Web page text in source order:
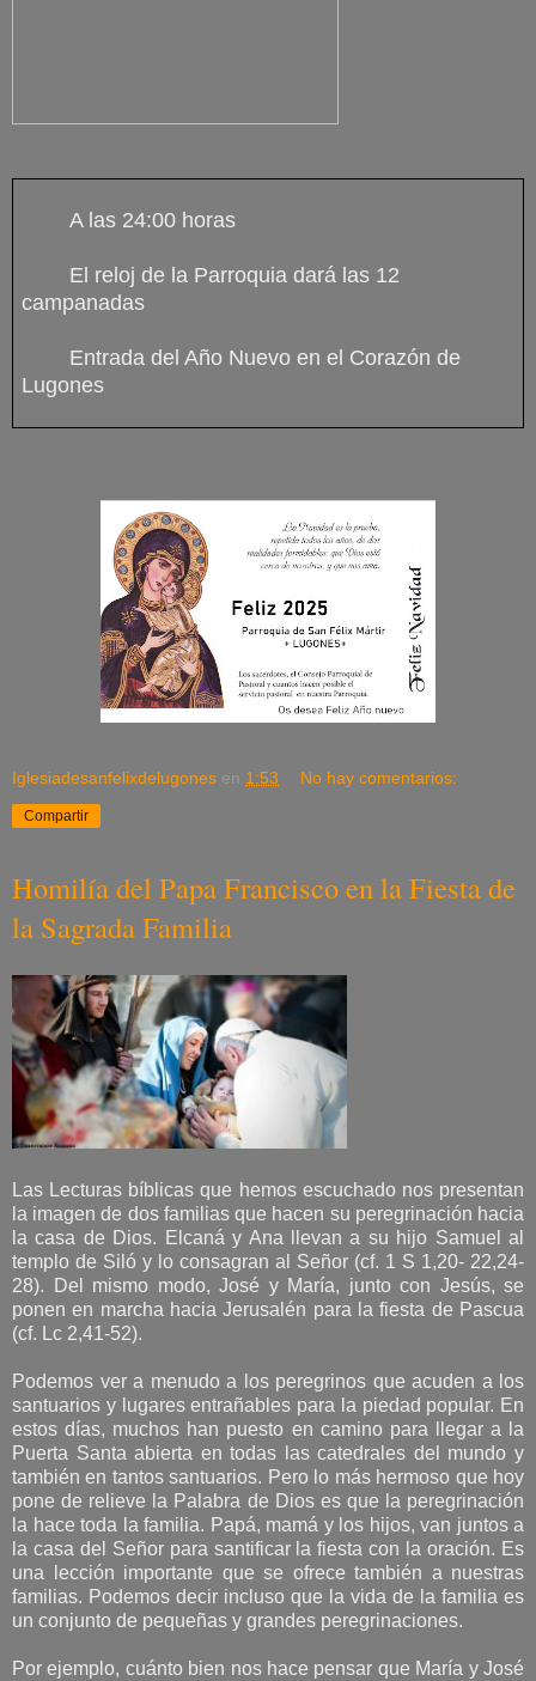
A las 24:00 horas
El reloj de la Parroquia dará las 12
campanadas
Entrada del Año Nuevo en el Corazón de
Lugones
Iglesiadesanfelixdelugones en 1:53 No hay comentarios:
Compartir
Homilía del Papa Francisco en la Fiesta de
la Sagrada Familia
Las Lecturas bíblicas que hemos escuchado nos presentan
la imagen de dos familias que hacen su peregrinación hacia
la casa de Dios. Elcaná y Ana llevan a su hijo Samuel al
templo de Siló y lo consagran al Señor (cf. 1 S 1,20- 22,24-
28). Del mismo modo, José y María, junto con Jesús, se
ponen en marcha hacia Jerusalén para la fiesta de Pascua
(cf. Lc 2,41-52).
Podemos ver a menudo a los peregrinos que acuden a los
santuarios y lugares entrañables para la piedad popular. En
estos días, muchos han puesto en camino para llegar a la
Puerta Santa abierta en todas las catedrales del mundo y
también en tantos santuarios. Pero lo más hermoso que hoy
pone de relieve la Palabra de Dios es que la peregrinación
la hace toda la familia. Papá, mamá y los hijos, van juntos a
la casa del Señor para santificar la fiesta con la oración. Es
una lección importante que se ofrece también a nuestras
familias. Podemos decir incluso que la vida de la familia es
un conjunto de pequeñas y grandes peregrinaciones.
Por ejemplo, cuánto bien nos hace pensar que María y José